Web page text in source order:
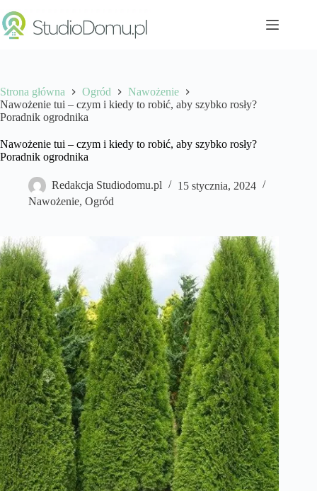
do
treści
Strona główna Ogród
Nawożenie
Nawożenie tui – czym i kiedy to robić, aby szybko rosły?
Poradnik ogrodnika
Nawożenie tui – czym i kiedy to robić, aby szybko rosły?
Poradnik ogrodnika
Redakcja Studiodomu.pl
15 stycznia, 2024
Nawożenie, Ogród